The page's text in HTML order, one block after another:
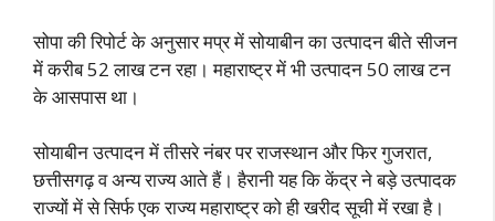
सोपा की रिपोर्ट के अनुसार मप्र में सोयाबीन का उत्पादन बीते सीजन
में करीब 52 लाख टन रहा। महाराष्ट्र में भी उत्पादन 50 लाख टन
के आसपास था।
सोयाबीन उत्पादन में तीसरे नंबर पर राजस्थान और फिर गुजरात,
छत्तीसगढ़ व अन्य राज्य आते हैं। हैरानी यह कि केंद्र ने बड़े उत्पादक
राज्यों में से सिर्फ एक राज्य महाराष्ट्र को ही खरीद सूची में रखा है।